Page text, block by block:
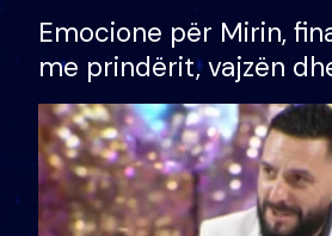
Emocione për Mirin,
me prindërit, vajzën
bashkëshorten:
divorci apo jo?